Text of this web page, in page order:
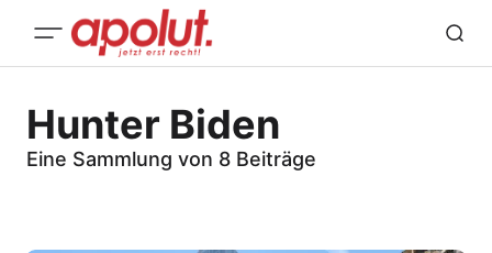
Hunter Biden
Eine Sammlung von 8 Beiträge